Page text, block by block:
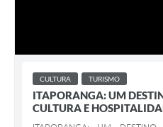
CULTURA TURISMO
ITAPORANGA: UM
CULTURA E